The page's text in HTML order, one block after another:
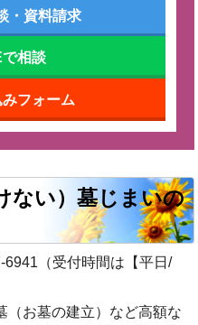
・資料請求
で相談
フォーム
ない）墓じまいの
6941 （受付時間は【平日/
（お墓の建立）など高額な